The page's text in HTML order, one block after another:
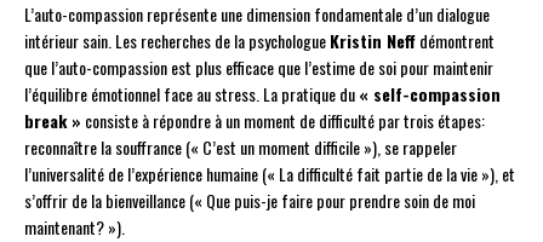
L’auto-compassion représente une dimension fondamentale d’un dialogue
intérieur sain. Les recherches de la psychologueKristin Neffdémontrent
que l’auto-compassion est plus efficace que l’estime de soi pour maintenir
l’équilibre émotionnel face au stress. La pratique du« self-compassion
break » consiste à répondre à un moment de difficulté par trois étapes:
reconnaître la souffrance (« C’est un moment difficile »), se rappeler
l’universalité de l’expérience humaine (« La difficulté fait partie de la vie »), et
s’offrir de la bienveillance (« Que puis-je faire pour prendre soin de moi
maintenant? »).